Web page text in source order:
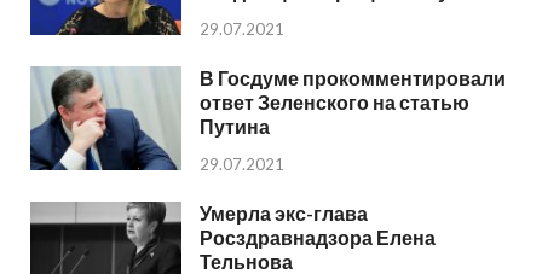
29.07.2021
В Госдуме прокомментировали
ответ Зеленского на статью
Путина
29.07.2021
Умерла экс-глава
Росздравнадзора Елена
Тельнова